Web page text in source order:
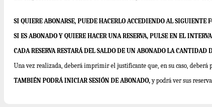
SI QUIERE ABONARSE, PUEDE HACERLO ACCEDIENDO AL SIGUIENTE
SI ES ABONADO Y QUIERE HACER UNA RESERVA, PULSE EN EL
CADA RESERVA RESTARÁ DEL SALDO DE UN ABONADO LA CANTIDAD
Una vez realizada, deberá imprimir el justificante que, en su caso,
TAMBIÉN PODRÁ INICIAR SESIÓN DE ABONADO,y podrá ver sus